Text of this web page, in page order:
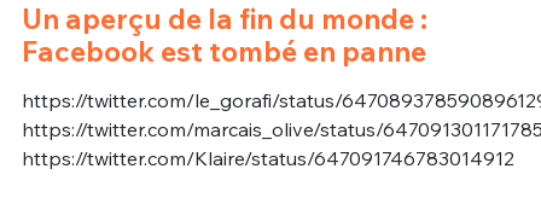
Un aperçu de la fin du monde :
Facebook est tombé en panne
https://twitter.com/le_gorafi/status/
https://twitter.com/marcais_olive/status/
https://twitter.com/Klaire/status/647091746783014912